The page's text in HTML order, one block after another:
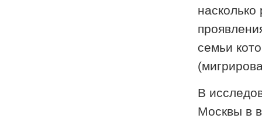
насколько
семьи
В
Москвы в